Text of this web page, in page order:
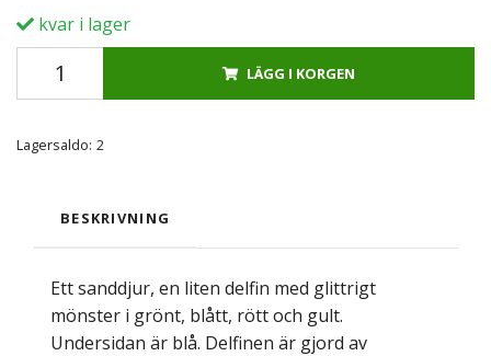
kvar i lager
LÄGG I KORGEN
Lagersaldo: 2
BESKRIVNING
Ett sanddjur, en liten delfin med glittrigt
mönster i grönt, blått, rött och gult.
Undersidan är blå. Delfinen är gjord av